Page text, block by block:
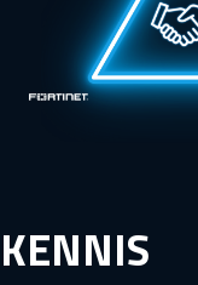
KENNIS